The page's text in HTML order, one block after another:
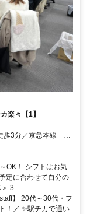
楽々【1】
歩3分／京急本線「京
OK！ シフトはお気
定に合わせて自分の
3...
】 20代～30代・フ
！／ ✨駅チカで通い